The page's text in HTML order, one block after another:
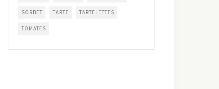
SORBET TARTE TARTELETTES
TOMATES